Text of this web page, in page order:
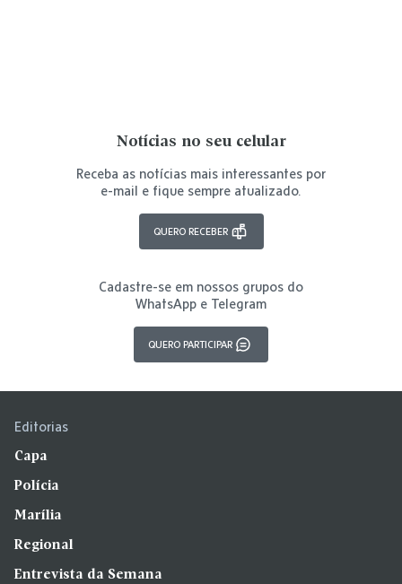
Notícias no seu celular
Receba as notícias mais interessantes por
e-mail e fique sempre atualizado.
QUERO RECEBER
Cadastre-se em nossos grupos do
WhatsApp e Telegram
QUERO PARTICIPAR
Editorias
Capa
Polícia
Marília
Regional
Entrevista da Semana